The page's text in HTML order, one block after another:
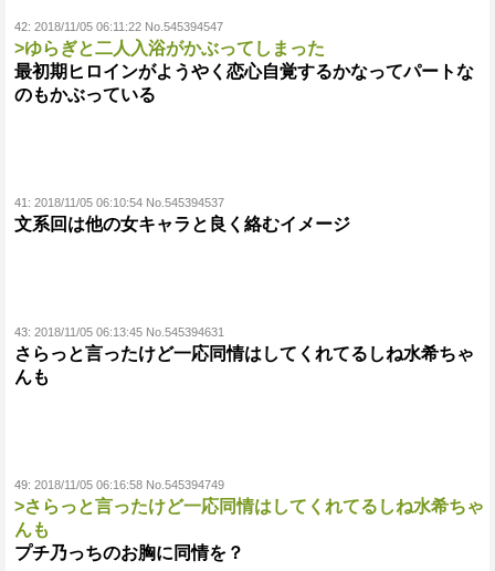
42: 2018/11/05 06:11:22 No.545394547
>ゆらぎと二人入浴がかぶってしまった
最初期ヒロインがようやく恋心自覚するかなってパートな
のもかぶっている
41: 2018/11/05 06:10:54 No.545394537
文系回は他の女キャラと良く絡むイメージ
43: 2018/11/05 06:13:45 No.545394631
さらっと言ったけど一応同情はしてくれてるしね水希ちゃ
んも
49: 2018/11/05 06:16:58 No.545394749
>さらっと言ったけど一応同情はしてくれてるしね水希ちゃ
んも
プチ乃っちのお胸に同情を？